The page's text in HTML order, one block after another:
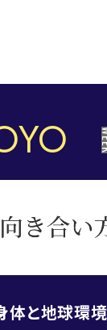
学長×ゲスト対談
体と地球環